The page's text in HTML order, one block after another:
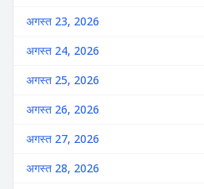
अगस्त 23, 2026
अगस्त 24, 2026
अगस्त 25, 2026
अगस्त 26, 2026
अगस्त 27, 2026
अगस्त 28, 2026